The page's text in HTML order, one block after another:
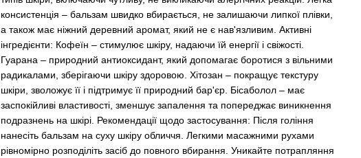
консистенція – бальзам швидко вбирається, не залишаючи липкої плівки,
а також має ніжний деревний аромат, який не є нав'язливим. Активні
інгредієнти: Кофеїн – стимулює шкіру, надаючи їй енергії і свіжості.
Гуарана – природний антиоксидант, який допомагає боротися з вільними
радикалами, зберігаючи шкіру здоровою. Хітозан – покращує текстуру
шкіри, зволожує її і підтримує її природний бар'єр. Бісаболол – має
заспокійливі властивості, зменшує запалення та попереджає виникнення
подразнень на шкірі. Рекомендації щодо застосування: Після гоління
нанесіть бальзам на суху шкіру обличчя. Легкими масажними рухами
рівномірно розподіліть засіб до повного вбирання. Уникайте потрапляння